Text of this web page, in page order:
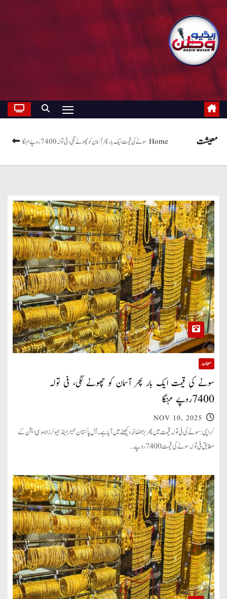
معیشت Homeسونے کی قیمت ایک بار پھر آسمان کو چھونے لگی، فی تولہ 7400روپے مہنگا
معیشت
سونے کی قیمت ایک بار پھر آسمان کو چھونے لگی، فی تولہ
7400روپے مہنگا
NOV 10, 2025
کراچی: سونے کی فی تولہ قیمت میں پھر بڑا اضافہ دیکھنے میں آیا ہے۔ آل پاکستان جیمز اینڈ جیولرز ایسوسی ایشن کے
مطابق فی تولہ سونے کی قیمت 7400 روپے…